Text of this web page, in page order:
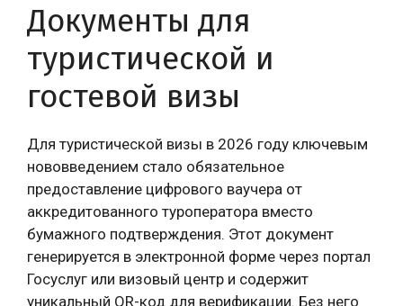
Документы для
туристической и
гостевой визы
Для туристической визы в 2026 году ключевым
нововведением стало обязательное
предоставление цифрового ваучера от
аккредитованного туроператора вместо
бумажного подтверждения. Этот документ
генерируется в электронной форме через портал
Госуслуг или визовый центр и содержит
уникальный QR-код для верификации. Без него